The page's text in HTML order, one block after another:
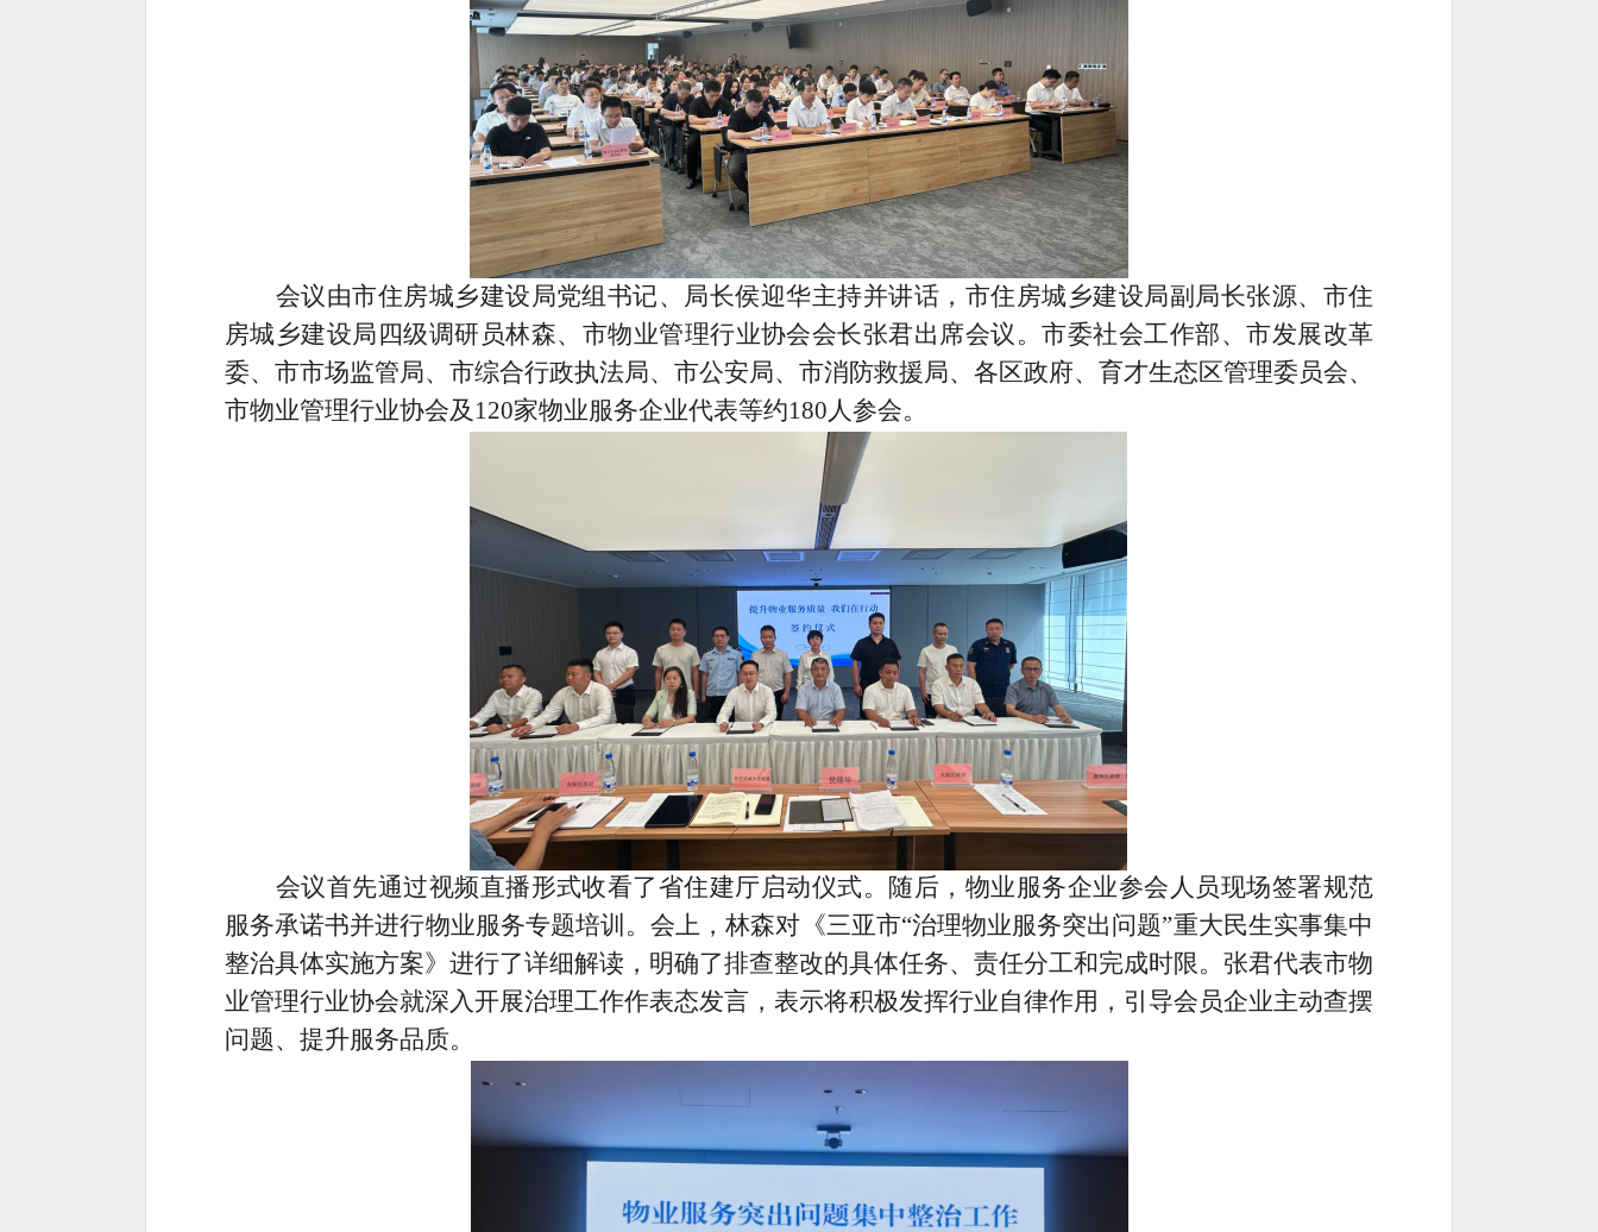
会议由市住房城乡建设局党组书记、局长侯迎华主持并讲话，市住房城乡建设局副局长张源、市住
房城乡建设局四级调研员林森、市物业管理行业协会会长张君出席会议。市委社会工作部、市发展改革
委、市市场监管局、市综合行政执法局、市公安局、市消防救援局、各区政府、育才生态区管理委员会、
市物业管理行业协会及 120家物业服务企业代表等约180人参会。
会议首先通过视频直播形式收看了省住建厅启动仪式。随后，物业服务企业参会人员现场签署规范
服务承诺书并进行物业服务专题培训。会上，林森对《三亚市“治理物业服务突出问题”重大民生实事集中
整治具体实施方案》进行了详细解读，明确了排查整改的具体任务、责任分工和完成时限。张君代表市物
业管理行业协会就深入开展治理工作作表态发言，表示将积极发挥行业自律作用，引导会员企业主动查摆
问题、提升服务品质。